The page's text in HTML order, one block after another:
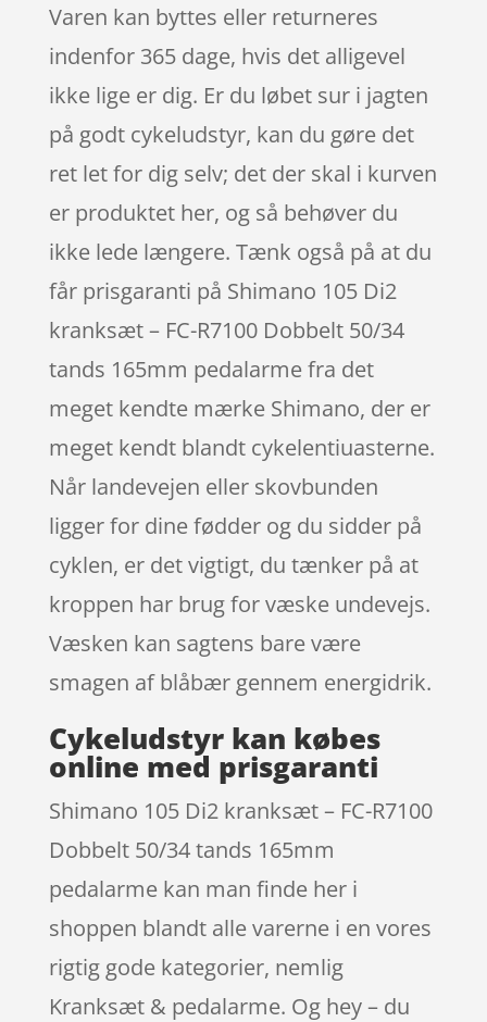
Varen kan byttes eller returneres
indenfor 365 dage, hvis det alligevel
ikke lige er dig. Er du løbet sur i jagten
på godt cykeludstyr, kan du gøre det
ret let for dig selv; det der skal i kurven
er produktet her, og så behøver du
ikke lede længere. Tænk også på at du
får prisgaranti på Shimano 105 Di2
kranksæt – FC-R7100 Dobbelt 50/34
tands 165mm pedalarme fra det
meget kendte mærke Shimano, der er
meget kendt blandt cykelentiuasterne.
Når landevejen eller skovbunden
ligger for dine fødder og du sidder på
cyklen, er det vigtigt, du tænker på at
kroppen har brug for væske undevejs.
Væsken kan sagtens bare være
smagen af blåbær gennem energidrik.
Cykeludstyr kan købes
online med prisgaranti
Shimano 105 Di2 kranksæt – FC-R7100
Dobbelt 50/34 tands 165mm
pedalarme kan man finde her i
shoppen blandt alle varerne i en vores
rigtig gode kategorier, nemlig
Kranksæt & pedalarme. Og hey – du